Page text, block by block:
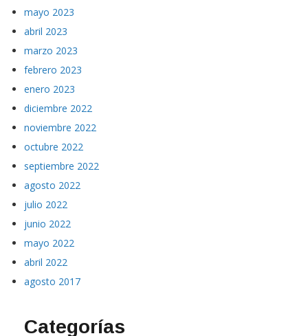
mayo 2023
abril 2023
marzo 2023
febrero 2023
enero 2023
diciembre 2022
noviembre 2022
octubre 2022
septiembre 2022
agosto 2022
julio 2022
junio 2022
mayo 2022
abril 2022
agosto 2017
Categorías